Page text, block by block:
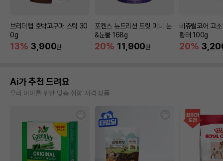
브리더랩 호박고구마 스틱 30
0g
13% 3,900원
포켄스 뉴트리션 트릿 미니 눈
&눈물 168g
20% 11,900원
네츄럴코어 고
황태 100g
20%
Ai가 추천 드려요
우리 아이를 위한 맞춤 취향 저격 상품